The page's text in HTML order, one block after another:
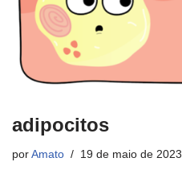
adipocitos
por Amato 19 de maio de 2023